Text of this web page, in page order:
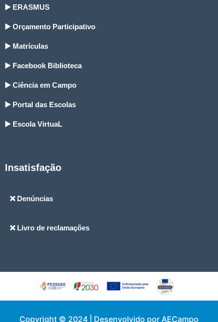
▶️ ERASMUS
▶️ Orçamento Participativo
▶️ Matrículas
▶️ Facebook Biblioteca
▶️ Ciência em Campo
▶️ Portal das Escolas
▶️ Escola VirtuaL
Insatisfação
❌ Denúncias
❌ Livro de reclamações
Copyright © 2024 | Desenvolvido por AECampo